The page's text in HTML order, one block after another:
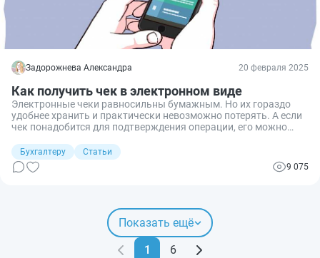
Задорожнева Александра 20 февраля 2025
Как получить чек в электронном виде
Электронные чеки равносильны бумажным. Но их гораздо
удобнее хранить и практически невозможно потерять. А если
чек понадобится для подтверждения операции, его можно
Бухгалтеру
Статьи
9 075
Показать ещё
1 6